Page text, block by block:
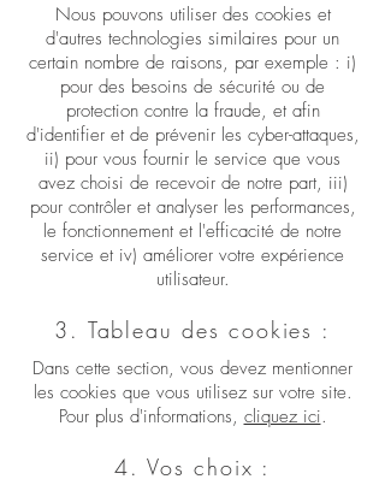
Nous pouvons utiliser des cookies et
d'autres technologies similaires pour un
certain nombre de raisons, par exemple : i)
pour des besoins de sécurité ou de
protection contre la fraude, et afin
d'identifier et de prévenir les cyber-attaques,
ii) pour vous fournir le service que vous
avez choisi de recevoir de notre part, iii)
pour contrôler et analyser les performances,
le fonctionnement et l'efficacité de notre
service et iv) améliorer votre expérience
utilisateur.
3. Tableau des cookies :
Dans cette section, vous devez mentionner
les cookies que vous utilisez sur votre site.
Pour plus d'informations, cliquez ici.
4. Vos choix :